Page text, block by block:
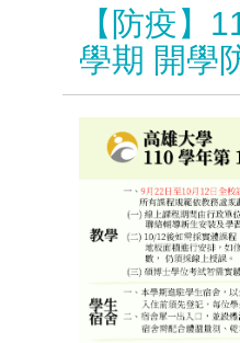
【防疫】
學期 開學